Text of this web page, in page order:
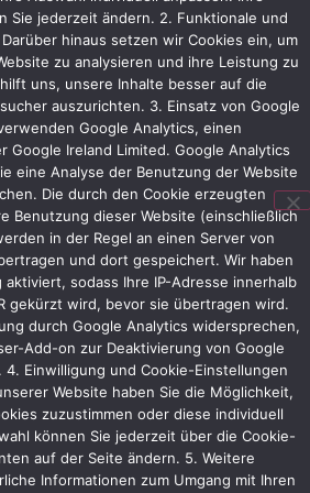
Nächster
Sie jederzeit ändern. 2. Funktionale und
hinaus setzen wir Cookies ein, um
zu analysieren und ihre Leistung zu
uns, unsere Inhalte besser auf die
auszurichten. 3. Einsatz von Google
Google Analytics, einen
Google Ireland Limited. Google Analytics
eine Analyse der Benutzung der Website
Die durch den Cookie erzeugten
Benutzung dieser Website (einschließlich
in der Regel an einen Server von
und dort gespeichert. Wir haben
aktiviert, sodass Ihre IP-Adresse innerhalb
gekürzt wird, bevor sie übertragen wird.
durch Google Analytics widersprechen,
Add-on zur Deaktivierung von Google
4. Einwilligung und Cookie-Einstellungen
Website haben Sie die Möglichkeit,
zuzustimmen oder diese individuell
können Sie jederzeit über die Cookie-
auf der Seite ändern. 5. Weitere
Informationen zum Umgang mit Ihren